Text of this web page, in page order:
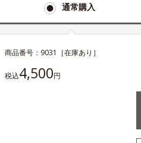
通常購入
商品番号： 9031 ［在庫あり］
税込4,500円